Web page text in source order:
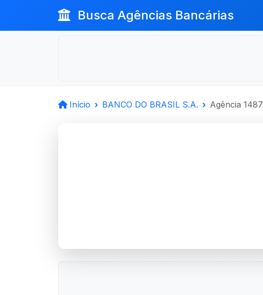
Busca Agências Bancárias
Início BANCO DO BRASIL S.A. Agência 1487